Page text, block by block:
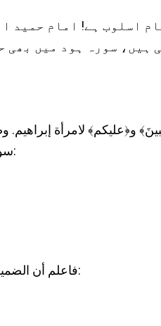
اسلوب ہے! امام حمید
ہیں، سورہ ہود میں
و﴿عليكم﴾ لامرأة إبراهيم.
سورة الأحزاب … ومن ينظر في أشعار العرب يجد كثيرًا من الأمثلة. قال امرؤ القيس:
فاعلم أن الضمير كثيرًا ما يجمع للمرأة ويذكر، ليكون كناية عنها. وكثرت الأمثلة، فدونك بعضها: قال: